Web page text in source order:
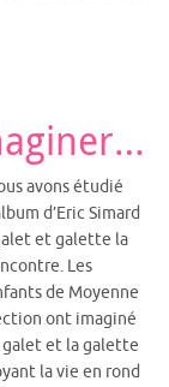
avons étudié
d’Eric Simard
et galette la
Les
de Moyenne
ont imaginé
galet et la galette
la vie en rond